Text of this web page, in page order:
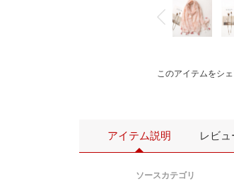
このアイテムをシ
アイテム説明 レビュ
ソースカテゴリ